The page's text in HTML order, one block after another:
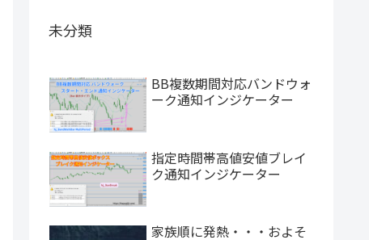
未分類
BB複数期間対応バンドウォ
ーク通知インジケーター
指定時間帯高値安値ブレイ
ク通知インジケーター
家族順に発熱・・・およそ